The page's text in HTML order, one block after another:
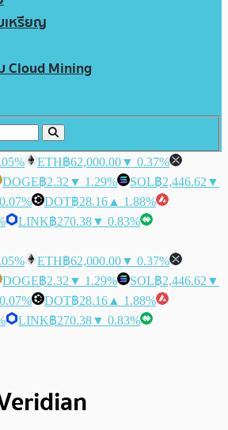
เหรียญ
Cloud Mining
ETH฿62,000.00▼ 0.37%
DOGE฿2.32 ▼ 1.29% SOL฿2,446.62 ▼
DOT฿28.16 ▲ 1.88%
LINK฿270.38▼ 0.83%
ETH฿62,000.00▼ 0.37%
DOGE฿2.32 ▼ 1.29% SOL฿2,446.62 ▼
DOT฿28.16 ▲ 1.88%
LINK฿270.38▼ 0.83%